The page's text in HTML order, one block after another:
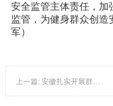
安全监管主体责任，加
监管，为健身群众创造
军）
上一篇: 安徽扎实开展群众冰雪运动 力争到2022年实现1000万人参与